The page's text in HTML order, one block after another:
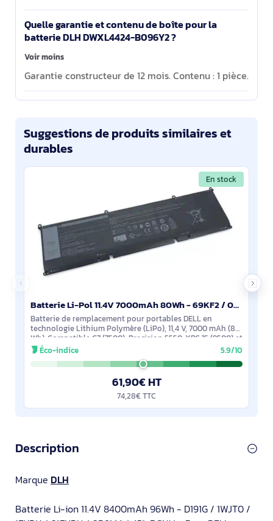
Quelle garantie et contenu de boîte pour la
batterie DLH DWXL4424-B096Y2 ?
Voir moins
Garantie constructeur de 12 mois. Contenu : 1 pièce.
Suggestions de produits similaires et
durables
En stock
Batterie Li-Pol 11.4V 7000mAh 80Wh - 69KF2 / 069KF2 / 8FCTC / M59JH - DWXL4596-B080Y4
Batterie de remplacement pour portables DELL en
technologie Lithium Polymère (LiPo), 11,4 V, 7000 mAh (80
Wh). Compatible G7 (7500), Precision 5550, XPS 15 (9500) et
Alienware M15/M17 R3‑R4. Remplace
Éco-indice 5.9/10
61,90€ HT
74,28€ TTC
Description
Marque DLH
Batterie Li-ion 11.4V 8400mAh 96Wh - D191G / 1WJT0 /